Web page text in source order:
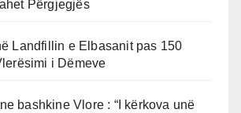
Përgjegjës
Landfillin e Elbasanit pas 150
i Dëmeve
bashkine Vlore : “I kërkova unë